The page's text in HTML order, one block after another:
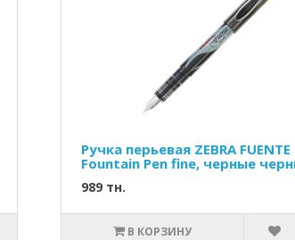
Ручка перьевая ZEBRA FUENTE
Fountain Pen fine, черные
989 тн.
В КОРЗИНУ